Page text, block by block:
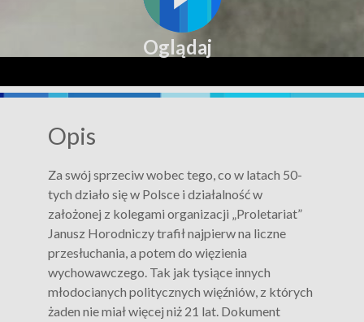
Oglądaj
Opis
Za swój sprzeciw wobec tego, co w latach 50-
tych działo się w Polsce i działalność w
założonej z kolegami organizacji „Proletariat”
Janusz Horodniczy trafił najpierw na liczne
przesłuchania, a potem do więzienia
wychowawczego. Tak jak tysiące innych
młodocianych politycznych więźniów, z których
żaden nie miał więcej niż 21 lat. Dokument